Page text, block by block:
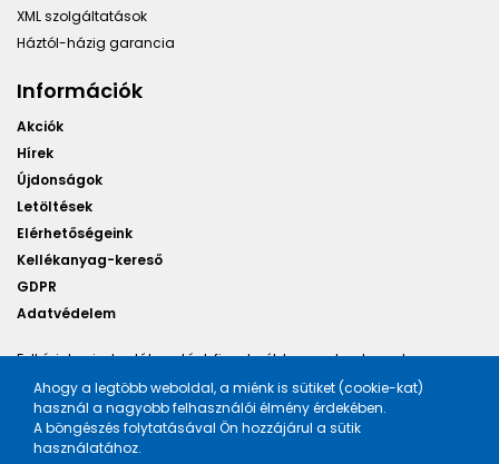
XML szolgáltatások
Háztól-házig garancia
Információk
Akciók
Hírek
Újdonságok
Letöltések
Elérhetőségeink
Kellékanyag-kereső
GDPR
Adatvédelem
Felhívjuk minden látogatónk figyelmét, hogy a honlapunkon
található képek illusztrációk, a változtatás jogát fenntartjuk.
Ahogy a legtöbb weboldal, a miénk is sütiket (cookie-kat)
használ a nagyobb felhasználói élmény érdekében.
A böngészés folytatásával Ön hozzájárul a sütik
használatához.